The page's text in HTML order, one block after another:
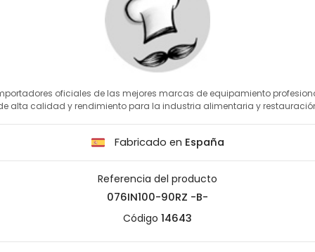
oficiales de las mejores marcas de equipamiento
alta calidad y rendimiento para la industria alimentaria y
Fabricado en España
Referencia del producto
076IN100-90RZ -B-
Código 14643